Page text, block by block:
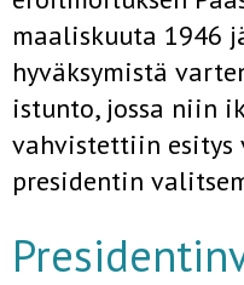
maaliskuuta 1946
hyväksymistä
istunto, jossa niin
vahvistettiin
presidentin